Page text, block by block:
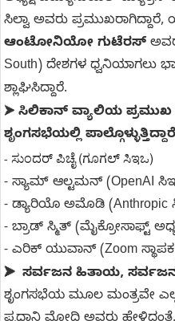
ಸಿಲ್ವಾ ಅವರು
ಆಂಟೋನಿಯೋ ಗುಟೆರಸ್
South) ದೇಶಗಳ ಧ್ವನಿಯಾಗಲು
ಶ್ಲಾಘಿಸಿದ್ದಾರೆ.
➤ ಸಿಲಿಕಾನ್ ವ್ಯಾಲಿಯ ಪ್ರಮುಖ
ಶೃಂಗಸಭೆಯಲ್ಲಿ
- ಸುಂದರ್ ಪಿಚೈ (ಗೂಗಲ್ ಸಿಇಒ)
- ಸ್ಯಾಮ್ ಆಲ್ಟಮನ್ (OpenAI
- ಡ್ಯಾರಿಯೊ ಅಮೊಡಿ (Anthropic
- ಬ್ರಾಡ್ ಸ್ಮಿತ್ (ಮೈಕ್ರೋಸಾಫ್ಟ್
- ಎರಿಕ್ ಯುವಾನ್ (Zoom
➤ ಸರ್ವಜನ ಹಿತಾಯ,
ಶೃಂಗಸಭೆಯ ಮೂಲ ಮಂತ್ರವೇ